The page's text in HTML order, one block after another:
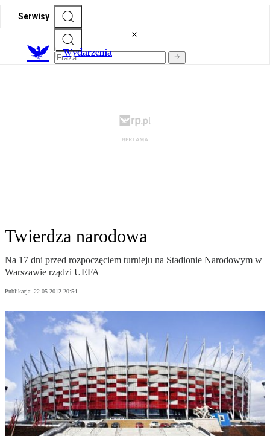
Serwisy
Wydarzenia
Twierdza narodowa
Na 17 dni przed rozpoczęciem turnieju na Stadionie Narodowym w
Warszawie rządzi UEFA
Publikacja: 22.05.2012 20:54